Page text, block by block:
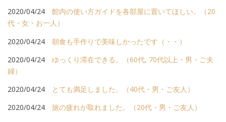
2020/04/24 館内の使い方ガイドを各部屋に置いてほしい。（20
代・女・お一人）
2020/04/24 朝食も手作りで美味しかったです（・・）
2020/04/24 ゆっくり滞在できる。（60代, 70代以上・男・ご夫
婦）
2020/04/24
とても満足しました。（40代・男・ご友人）
2020/04/24 旅の疲れが取れました。（20代・男・ご友人）